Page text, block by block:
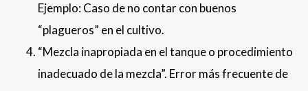
Ejemplo: Caso de no contar con buenos
“plagueros” en el cultivo.
“Mezcla inapropiada en el tanque o procedimiento
inadecuado de la mezcla”. Error más frecuente de